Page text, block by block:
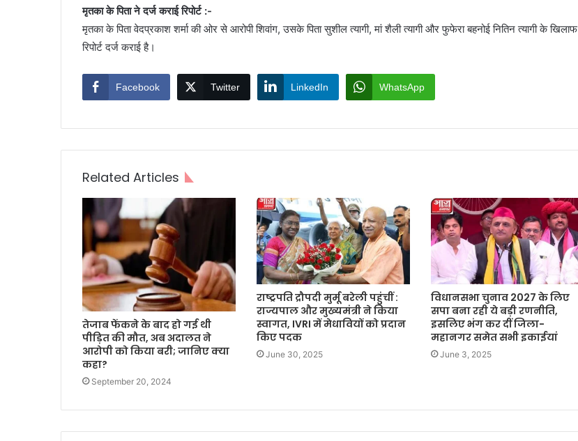
मृतका के पिता ने दर्ज कराई रिपोर्ट :-
मृतका के पिता वेदप्रकाश शर्मा की ओर से आरोपी शिवांग, उसके पिता सुशील त्यागी, मां शैली त्यागी और फुफेरा बहनोई नितिन त्यागी के खिलाफ
रिपोर्ट दर्ज कराई है।
Facebook Twitter LinkedIn WhatsApp
Related Articles
तेजाब फेंकने के बाद हो गई थी
पीड़ित की मौत, अब अदालत ने
आरोपी को किया बरी; जानिए क्या
कहा?
September 20, 2024
राष्ट्रपति द्रौपदी मुर्मू बरेली पहुंचीं :
राज्यपाल और मुख्यमंत्री ने किया
स्वागत, IVRI में मेधावियों को प्रदान
किए पदक
June 30, 2025
विधानसभा चुनाव 2027 के लिए
सपा बना रही ये बड़ी रणनीति,
इसलिए भंग कर दीं जिला-
महानगर समेत सभी इकाईयां
June 3, 2025